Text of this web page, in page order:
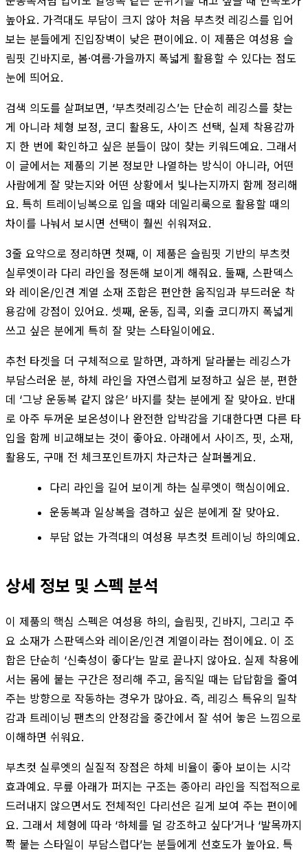
높아요. 가격대도 부담이 크지 않아 처음 부츠컷 레깅스를 입어
보는 분들에게 진입장벽이 낮은 편이에요. 이 제품은 여성용 슬
림핏 긴바지로, 봄·여름·가을까지 폭넓게 활용할 수 있다는 점도
눈에 띄어요.
검색 의도를 살펴보면, ‘부츠컷레깅스’는 단순히 레깅스를 찾는
게 아니라 체형 보정, 코디 활용도, 사이즈 선택, 실제 착용감까
지 한 번에 확인하고 싶은 분들이 많이 찾는 키워드예요. 그래서
이 글에서는 제품의 기본 정보만 나열하는 방식이 아니라, 어떤
사람에게 잘 맞는지와 어떤 상황에서 빛나는지까지 함께 정리해
요. 특히 트레이닝복으로 입을 때와 데일리룩으로 활용할 때의
차이를 나눠서 보시면 선택이 훨씬 쉬워져요.
3줄 요약으로 정리하면 첫째, 이 제품은 슬림핏 기반의 부츠컷
실루엣이라 다리 라인을 정돈해 보이게 해줘요. 둘째, 스판덱스
와 레이온/인견 계열 소재 조합은 편안한 움직임과 부드러운 착
용감에 강점이 있어요. 셋째, 운동, 집콕, 외출 코디까지 폭넓게
쓰고 싶은 분에게 특히 잘 맞는 스타일이에요.
추천 타겟을 더 구체적으로 말하면, 과하게 달라붙는 레깅스가
부담스러운 분, 하체 라인을 자연스럽게 보정하고 싶은 분, 편한
데 ‘그냥 운동복 같지 않은’ 바지를 찾는 분에게 잘 맞아요. 반대
로 아주 두꺼운 보온성이나 완전한 압박감을 기대한다면 다른 타
입을 함께 비교해보는 것이 좋아요. 아래에서 사이즈, 핏, 소재,
활용도, 구매 전 체크포인트까지 차근차근 살펴볼게요.
다리 라인을 길어 보이게 하는 실루엣이 핵심이에요.
운동복과 일상복을 겸하고 싶은 분에게 잘 맞아요.
부담 없는 가격대의 여성용 부츠컷 트레이닝 하의예요.
상세 정보 및 스펙 분석
이 제품의 핵심 스펙은 여성용 하의, 슬림핏, 긴바지, 그리고 주
요 소재가 스판덱스와 레이온/인견 계열이라는 점이에요. 이 조
합은 단순히 ‘신축성이 좋다’는 말로 끝나지 않아요. 실제 착용에
서는 몸에 붙는 구간은 정리해 주고, 움직일 때는 답답함을 줄여
주는 방향으로 작동하는 경우가 많아요. 즉, 레깅스 특유의 밀착
감과 트레이닝 팬츠의 안정감을 중간에서 잘 섞어 놓은 느낌으로
이해하면 쉬워요.
부츠컷 실루엣의 실질적 장점은 하체 비율이 좋아 보이는 시각
효과예요. 무릎 아래가 퍼지는 구조는 종아리 라인을 직접적으로
드러내지 않으면서도 전체적인 다리선은 길게 보여 주는 편이에
요. 그래서 체형에 따라 ‘하체를 덜 강조하고 싶다’거나 ‘발목까지
쫙 붙는 스타일이 부담스럽다’는 분들에게 선호도가 높아요. 특